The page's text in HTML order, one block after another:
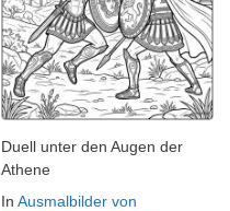
Duell unter den Augen der
Athene
In Ausmalbilder von